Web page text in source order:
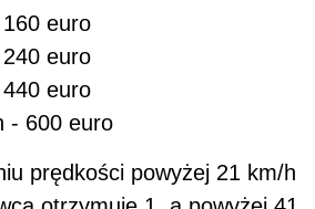
euro
euro
euro
- 600 euro
prędkości powyżej 21 km/h